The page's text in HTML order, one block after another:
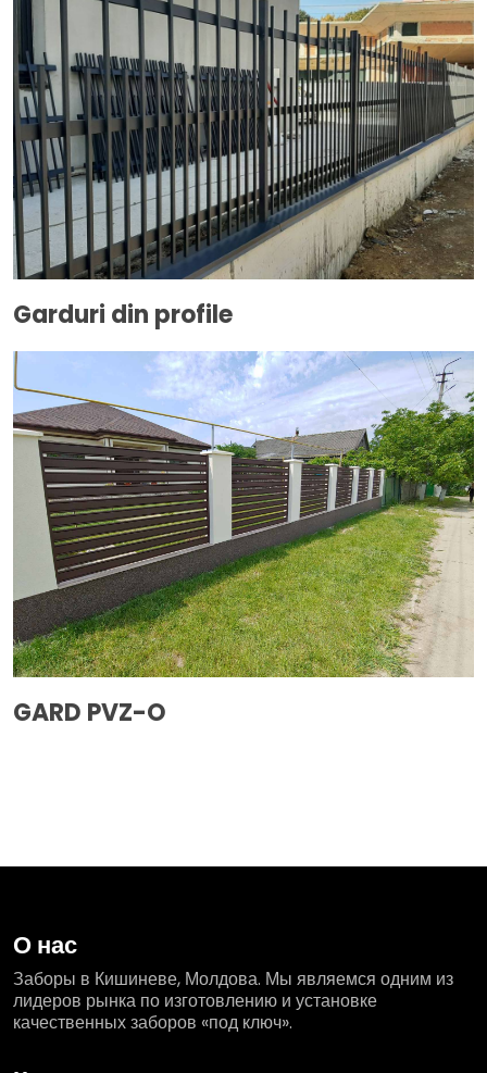
Garduri din profile
GARD PVZ-O
О нас
Заборы в Кишиневе, Молдова. Мы являемся одним из
лидеров рынка по изготовлению и установке
качественных заборов «под ключ».